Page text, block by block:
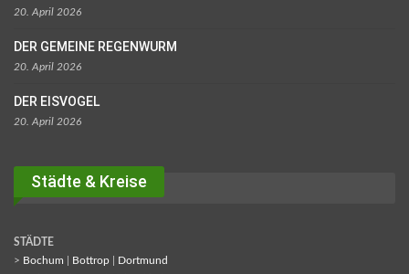
20. April 2026
DER GEMEINE REGENWURM
20. April 2026
DER EISVOGEL
20. April 2026
Städte & Kreise
STÄDTE
> Bochum Bottrop
Dortmund